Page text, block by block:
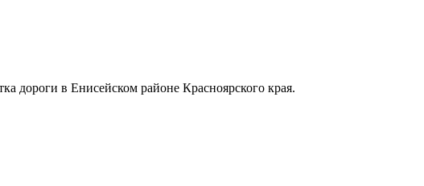
дороги в Енисейском районе Красноярского края.